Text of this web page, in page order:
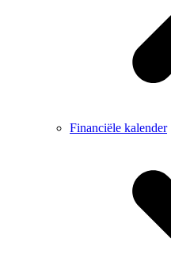
Financiële kalender